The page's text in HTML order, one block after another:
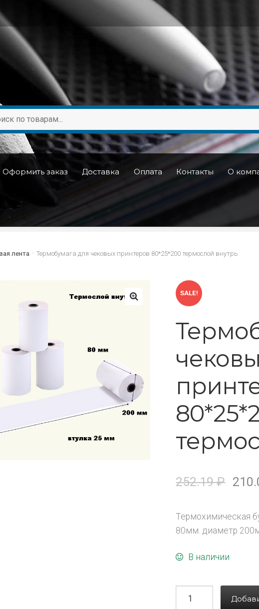
Оформить заказ Доставка Оплата Контакты О
лента Термобумага для чековых принтеров 80*25*200 термослой внутрь
SALE!
252.19₽
Термохимическая
80мм. диаметр
В наличии